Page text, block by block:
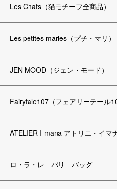
Les Chats（猫モチーフ全商品）
Les petites maries（プチ・マリ）
JEN MOOD（ジェン・モード）
Fairytale107（フェアリーテール
ATELIER I-mana アトリエ・イマ
ロ・ラ・レ パリ バッグ